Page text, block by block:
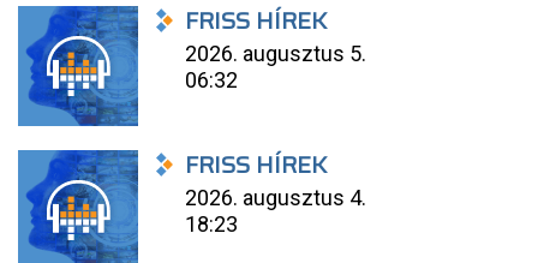
FRISS HÍREK
2026. augusztus 5.
06:32
FRISS HÍREK
2026. augusztus 4.
18:23